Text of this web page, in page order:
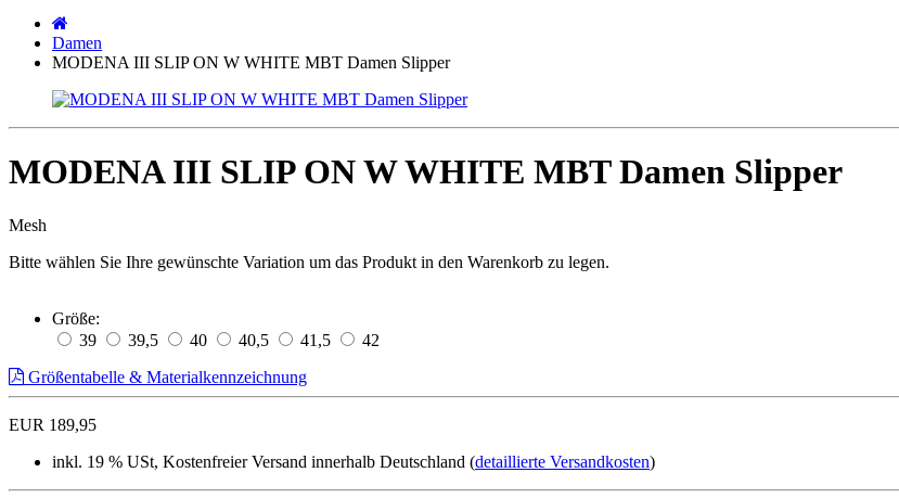
Damen
MODENA III SLIP ON W WHITE MBT Damen Slipper
MODENA III SLIP ON W WHITE MBT Damen Slipper
Mesh
Bitte wählen Sie Ihre gewünschte Variation um das Produkt in den Warenkorb zu legen.
Größe:
39
39,5 40 40,5 41,5
42
Größentabelle & Materialkennzeichnung
EUR 189,95
inkl. 19 % USt, Kostenfreier Versand innerhalb Deutschland (detaillierte Versandkosten)